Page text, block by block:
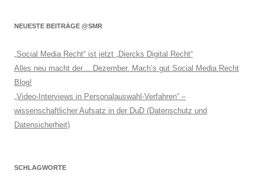
NEUESTE BEITRÄGE @SMR
„Social Media Recht“ ist jetzt „Diercks Digital Recht“
Alles neu macht der… Dezember. Mach’s gut Social Media Recht
Blog!
„Video-Interviews in Personalauswahl-Verfahren“ –
wissenschaftlicher Aufsatz in der DuD (Datenschutz und
Datensicherheit)
SCHLAGWORTE